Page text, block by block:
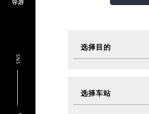
SNS
选择目的
活动
选择车站